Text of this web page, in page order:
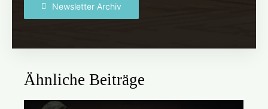
Newsletter Archiv
Ähnliche Beiträge